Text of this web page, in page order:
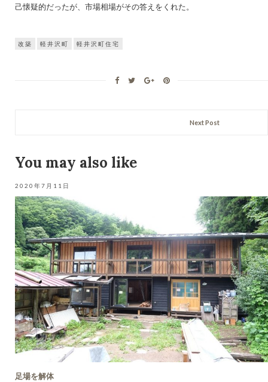
己懐疑的だったが、市場相場がその答えをくれた。
改築 軽井沢町 軽井沢町住宅
Next Post
You may also like
2020年7月11日
足場を解体